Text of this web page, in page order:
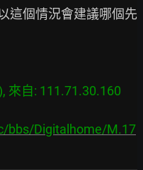
這個情況會建議哪個先
來自: 111.71.30.160
bbs/Digitalhome/M.17